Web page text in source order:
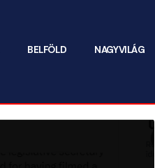
BELFÖLD NAGYVILÁG